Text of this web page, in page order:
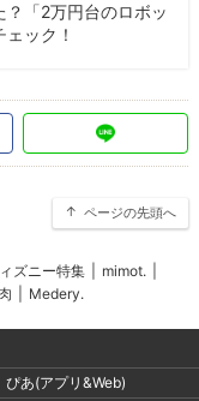
？「2万円台のロボッ
ック！
ページの先頭へ
ズニー特集 mimot.
Medery.
ぴあ(アプリ&Web)